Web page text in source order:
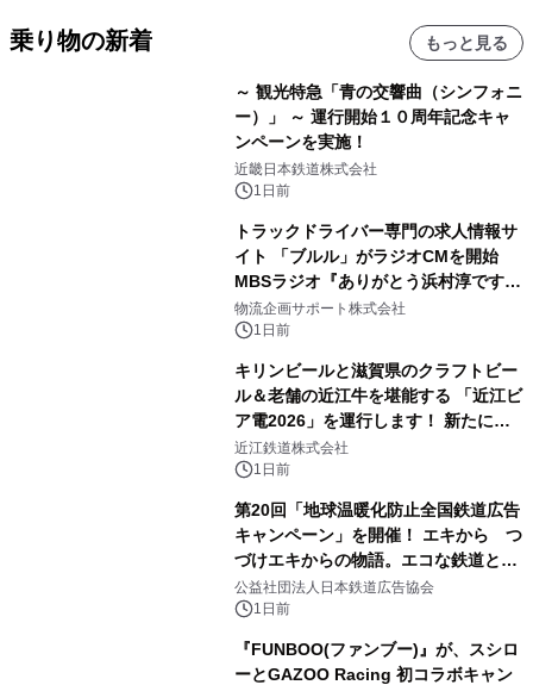
乗り物の新着 もっと見る
～ 観光特急「青の交響曲（シンフォニ
ー）」 ～ 運行開始１０周年記念キャ
ンペーンを実施！
近畿日本鉄道株式会社
1日前
トラックドライバー専門の求人情報サ
イト 「ブルル」がラジオCMを開始
MBSラジオ『ありがとう浜村淳です』
にて8月1日(土)より
物流企画サポート株式会社
1日前
キリンビールと滋賀県のクラフトビー
ル＆老舗の近江牛を堪能する 「近江ビ
ア電2026」を運行します！ 新たに
「長濱浪漫ビール」が参加！キリン一
番搾り飲み放題が復活！
近江鉄道株式会社
1日前
第20回「地球温暖化防止全国鉄道広告
キャンペーン」を開催！ エキから つ
づけエキからの物語。エコな鉄道とと
もに。
公益社団法人日本鉄道広告協会
1日前
『FUNBOO(ファンブー)』が、スシロ
ーとGAZOO Racing 初コラボキャン